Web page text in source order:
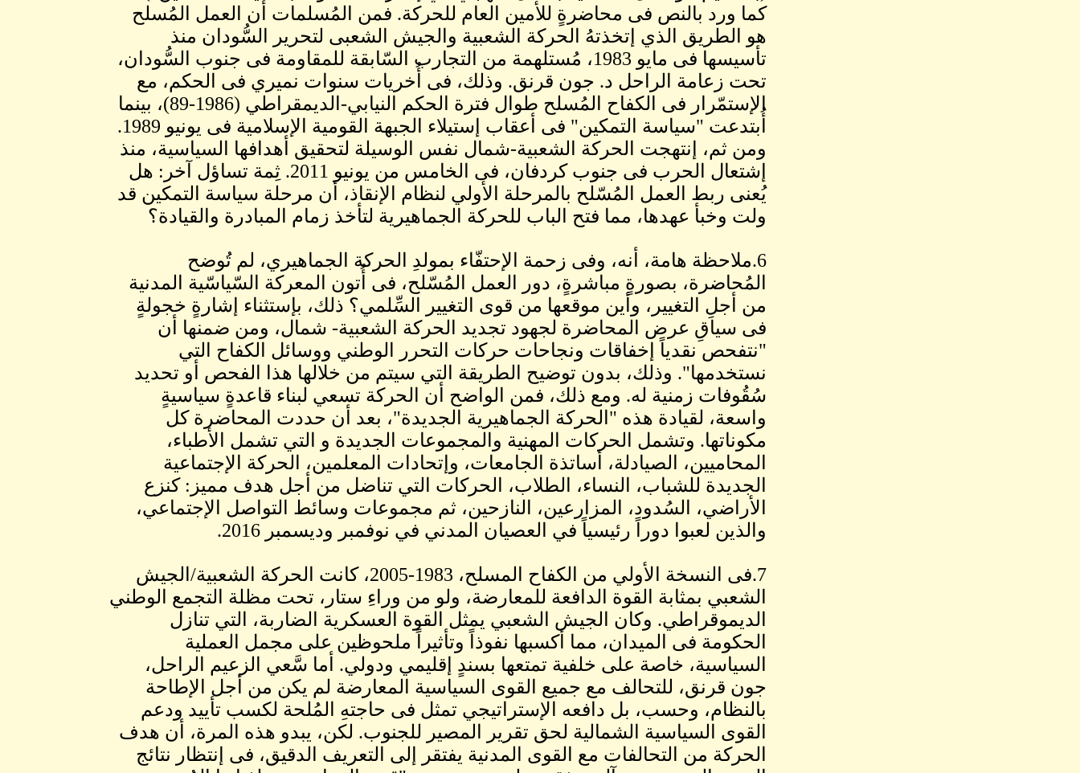
كما ورد بالنص فى محاضرةٍ للأمين العام للحركة. فمن المُسلمات أن العمل المُسلح
هو الطريق الذي إتخذتهُ الحركة الشعبية والجيش الشعبى لتحرير السُّودان منذ
تأسيسها فى مايو 1983، مُستلهمة من التجارب السّابقة للمقاومة فى جنوب السُّودان،
تحت زعامة الراحل د. جون قرنق. وذلك، فى أُخريات سنوات نميري فى الحكم، مع
الإستمّرار فى الكفاح المُسلح طوال فترة الحكم النيابي-الديمقراطي (1986-89)، بينما
أُبتدعت "سياسة التمكين" فى أعقاب إستيلاء الجبهة القومية الإسلامية فى يونيو 1989.
ومن ثم، إنتهجت الحركة الشعبية-شمال نفس الوسيلة لتحقيق أهدافها السياسية، منذ
إشتعال الحرب فى جنوب كردفان، فى الخامس من يونيو 2011. ثِمة تساؤل آخر: هل
يُعنى ربط العمل المُسّلح بالمرحلة الأولي لنظام الإنقاذ، أن مرحلة سياسة التمكين قد
ولت وخبأ عهدها، مما فتح الباب للحركة الجماهيرية لتأخذ زمام المبادرة والقيادة؟
6.ملاحظة هامة، أنه، وفى زحمة الإحتفّاء بمولدِ الحركة الجماهيري، لم تُوضح
المُحاضرة، بصورةٍ مباشرةٍ، دور العمل المُسّلح، فى أُتون المعركة السّياسّية المدنية
من أجلِ التغيير، وأين موقعها من قوى التغيير السِّلمي؟ ذلك، بإستثناء إشارةٍ خجولةٍ
فى سياقِ عرض المحاضرة لجهود تجديد الحركة الشعبية- شمال، ومن ضمنها أن
"نتفحص نقدياً إخفاقات ونجاحات حركات التحرر الوطني ووسائل الكفاح التي
نستخدمها". وذلك، بدون توضيح الطريقة التي سيتم من خلالها هذا الفحص أو تحديد
سُقُوفات زمنية له. ومع ذلك، فمن الواضح أن الحركة تسعي لبناء قاعدةٍ سياسيةٍ
واسعة، لقيادة هذه "الحركة الجماهيرية الجديدة"، بعد أن حددت المحاضرة كل
مكوناتها. وتشمل الحركات المهنية والمجموعات الجديدة و التي تشمل الأطباء،
المحاميين، الصيادلة، أساتذة الجامعات، وإتحادات المعلمين، الحركة الإجتماعية
الجديدة للشباب، النساء، الطلاب، الحركات التي تناضل من أجل هدف مميز: كنزع
الأراضي، السُدود، المزارعين، النازحين، ثم مجموعات وسائط التواصل الإجتماعي،
والذين لعبوا دوراً رئيسياً في العصيان المدني في نوفمبر وديسمبر 2016.
7.فى النسخة الأولي من الكفاح المسلح، 1983-2005، كانت الحركة الشعبية/الجيش
الشعبي بمثابة القوة الدافعة للمعارضة، ولو من وراءِ ستار، تحت مظلة التجمع الوطني
الديموقراطي. وكان الجيش الشعبي يمثل القوة العسكرية الضاربة، التي تنازل
الحكومة فى الميدان، مما أكسبها نفوذاً وتأثيراً ملحوظين على مجمل العملية
السياسية، خاصة على خلفية تمتعها بسندٍ إقليمي ودولي. أما سَّعي الزعيم الراحل،
جون قرنق، للتحالف مع جميع القوى السياسية المعارضة لم يكن من أجل الإطاحة
بالنظام، وحسب، بل دافعه الإستراتيجي تمثل فى حاجتهِ المُلحة لكسب تأييد ودعم
القوى السياسية الشمالية لحق تقرير المصير للجنوب. لكن، يبدو هذه المرة، أن هدف
الحركة من التحالفات مع القوى المدنية يفتقر إلى التعريف الدقيق، فى إنتظار نتائج